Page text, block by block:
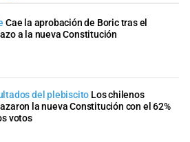
Cae la aprobación de Boric tras el
a la nueva Constitución
del plebiscito Los chilenos
la nueva Constitución con el 62%
votos